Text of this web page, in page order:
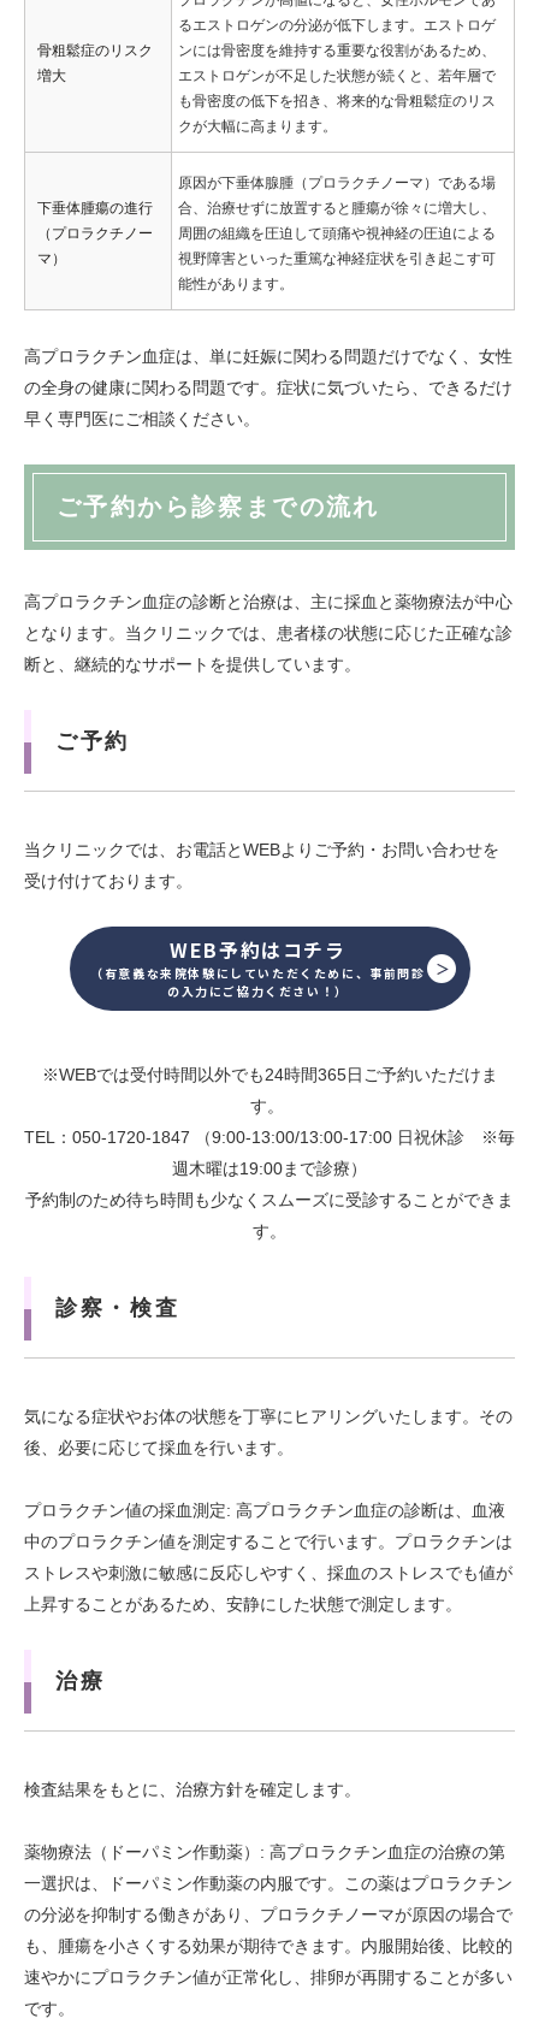
骨粗鬆症のリスク
増大
るエストロゲンの分泌が低下します。エストロゲ
ンには骨密度を維持する重要な役割があるため、
エストロゲンが不足した状態が続くと、若年層で
も骨密度の低下を招き、将来的な骨粗鬆症のリス
クが大幅に高まります。
下垂体腫瘍の進行
（プロラクチノー
マ）
原因が下垂体腺腫（プロラクチノーマ）である場
合、治療せずに放置すると腫瘍が徐々に増大し、
周囲の組織を圧迫して頭痛や視神経の圧迫による
視野障害といった重篤な神経症状を引き起こす可
能性があります。
高プロラクチン血症は、単に妊娠に関わる問題だけでなく、女性
の全身の健康に関わる問題です。症状に気づいたら、できるだけ
早く専門医にご相談ください。
ご予約から診察までの流れ
高プロラクチン血症の診断と治療は、主に採血と薬物療法が中心
となります。当クリニックでは、患者様の状態に応じた正確な診
断と、継続的なサポートを提供しています。
ご予約
当クリニックでは、お電話とWEBよりご予約・お問い合わせを
受け付けております。
WEB予約はコチラ
（有意義な来院体験にしていただくために、事前問診
の入力にご協力ください！）
※WEBでは受付時間以外でも24時間365日ご予約いただけま
す。
TEL：050-1720-1847 （9:00-13:00/13:00-17:00 日祝休診 ※毎
週木曜は19:00まで診療）
予約制のため待ち時間も少なくスムーズに受診することができま
す。
診察・検査
気になる症状やお体の状態を丁寧にヒアリングいたします。その
後、必要に応じて採血を行います。
プロラクチン値の採血測定: 高プロラクチン血症の診断は、血液
中のプロラクチン値を測定することで行います。プロラクチンは
ストレスや刺激に敏感に反応しやすく、採血のストレスでも値が
上昇することがあるため、安静にした状態で測定します。
治療
検査結果をもとに、治療方針を確定します。
薬物療法（ドーパミン作動薬）: 高プロラクチン血症の治療の第
一選択は、ドーパミン作動薬の内服です。この薬はプロラクチン
の分泌を抑制する働きがあり、プロラクチノーマが原因の場合で
も、腫瘍を小さくする効果が期待できます。内服開始後、比較的
速やかにプロラクチン値が正常化し、排卵が再開することが多い
です。